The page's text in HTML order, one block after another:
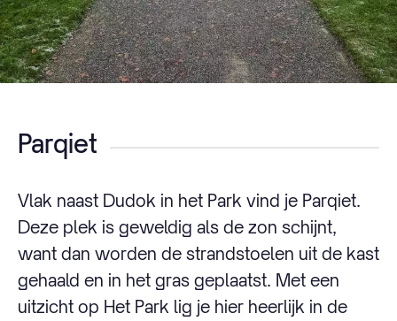
Parqiet
Vlak naast Dudok in het Park vind je Parqiet.
Deze plek is geweldig als de zon schijnt,
want dan worden de strandstoelen uit de kast
gehaald en in het gras geplaatst. Met een
uitzicht op Het Park lig je hier heerlijk in de